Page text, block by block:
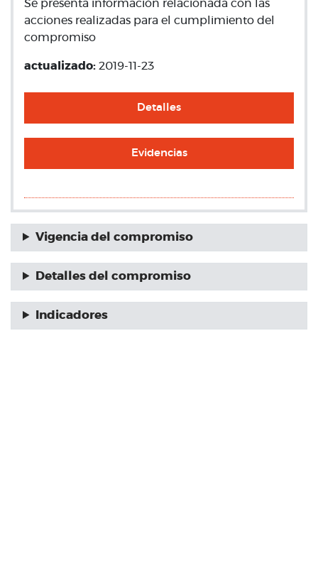
Se presenta información relacionada con las
acciones realizadas para el cumplimiento del
compromiso
actualizado: 2019-11-23
Detalles
Evidencias
Vigencia del compromiso
Detalles del compromiso
Indicadores